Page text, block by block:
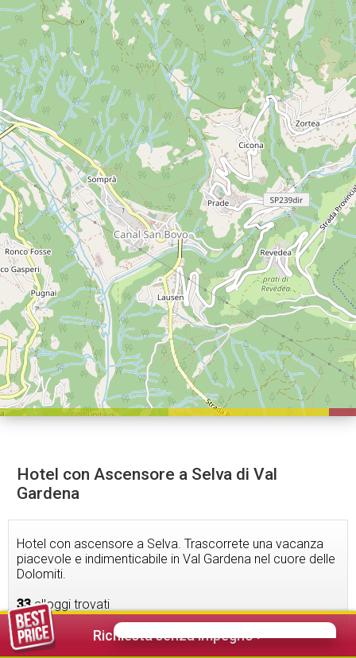
Hotel con Ascensore a Selva di Val
Gardena
Hotel con ascensore a Selva. Trascorrete una vacanza
piacevole e indimenticabile in Val Gardena nel cuore delle
Dolomiti.
33alloggi trovati
Richiesta senza impegno >